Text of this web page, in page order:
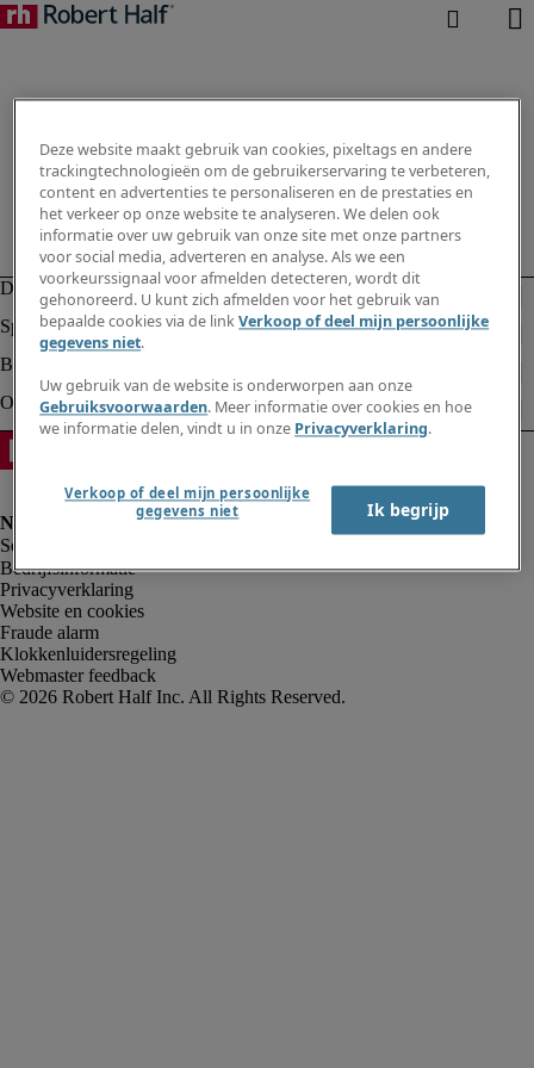
Bedrijfsinformatie
Privacyverklaring
Website en cookies
Fraude alarm
Klokkenluidersregeling
Webmaster feedback
Deze website maakt gebruik van cookies, pixeltags en andere
trackingtechnologieën om de gebruikerservaring te verbeteren,
content en advertenties te personaliseren en de prestaties en
het verkeer op onze website te analyseren. We delen ook
informatie over uw gebruik van onze site met onze partners
voor social media, adverteren en analyse. Als we een
voorkeurssignaal voor afmelden detecteren, wordt dit
gehonoreerd. U kunt zich afmelden voor het gebruik van
bepaalde cookies via de linkVerkoop of deel mijn persoonlijke
gegevens niet.
Uw gebruik van de website is onderworpen aan onze
Gebruiksvoorwaarden. Meer informatie over cookies en hoe
we informatie delen, vindt u in onze Privacyverklaring.
Verkoop of deel mijn persoonlijke
gegevens niet
Ik begrijp